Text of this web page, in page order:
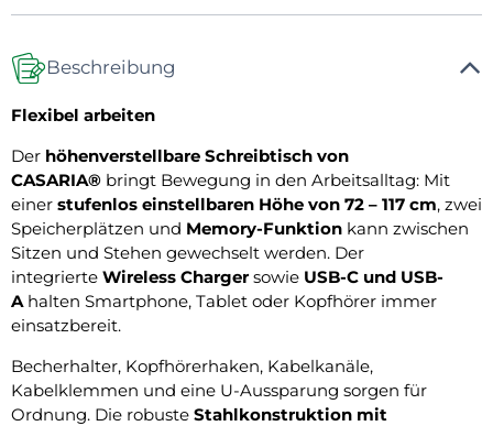
Beschreibung
Flexibel arbeiten
Der höhenverstellbare Schreibtisch von
CASARIA® bringt Bewegung in den Arbeitsalltag: Mit
einer stufenlos einstellbaren Höhe von 72 – 117 cm, zwei
Speicherplätzen und Memory-Funktion kann zwischen
Sitzen und Stehen gewechselt werden. Der
integrierte Wireless Chargersowie USB-C und USB-
A halten Smartphone, Tablet oder Kopfhörer immer
einsatzbereit.
Becherhalter, Kopfhörerhaken, Kabelkanäle,
Kabelklemmen und eine U-Aussparung sorgen für
Ordnung. Die robuste Stahlkonstruktion mit